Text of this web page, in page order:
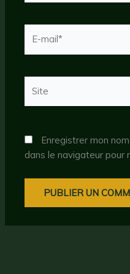
mail*
Enregistrer mon
dans le navigateur pour